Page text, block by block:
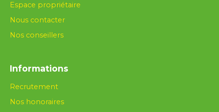
Espace propriétaire
Nous contacter
Nos conseillers
Informations
Recrutement
Nos honoraires